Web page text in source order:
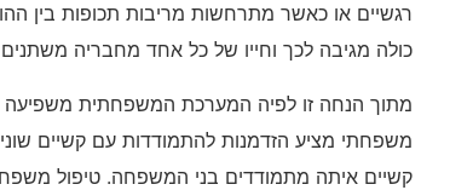
רגשיים או כאשר מתרחשות מריבות תכופות בין
כולה מגיבה לכך וחייו של כל אחד מחבריה
מתוך הנחה זו לפיה המערכת המשפחתית
משפחתי מציע הזדמנות להתמודדות עם קשיים
קשיים איתה מתמודדים בני המשפחה. טיפול